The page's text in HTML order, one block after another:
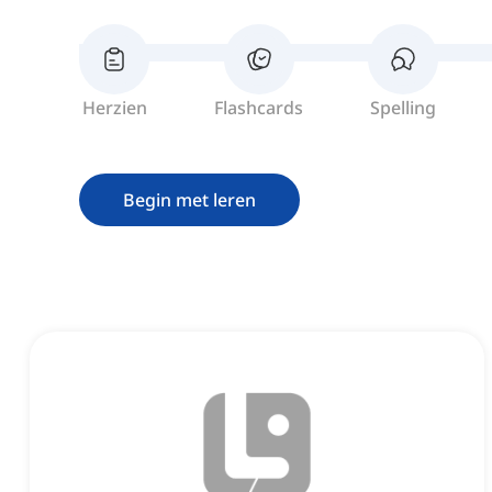
Herzien Flashcards Spelling
Begin met leren